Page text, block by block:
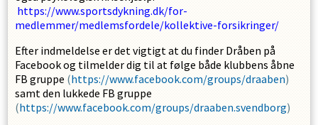
https://www.sportsdykning.dk/for-
medlemmer/medlemsfordele/kollektive-forsikringer/
Efter indmeldelse er det vigtigt at du finder Dråben på
Facebook og tilmelder dig til at følge både klubbens åbne
FB gruppe (https://www.facebook.com/groups/draaben)
samt den lukkede FB gruppe
(https://www.facebook.com/groups/draaben.svendborg)